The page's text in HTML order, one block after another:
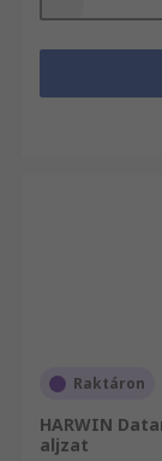
Raktáron
HARWIN
aljzat